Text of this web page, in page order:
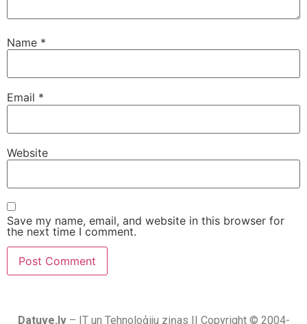
Name *
Email *
Website
Save my name, email, and website in this browser for
the next time I comment.
Datuve.lv– IT un Tehnoloģiju ziņas || Copyright © 2004-